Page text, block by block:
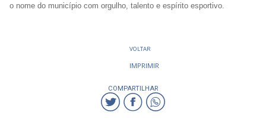
o nome do município com orgulho, talento e espírito esportivo.
VOLTAR
IMPRIMIR
COMPARTILHAR